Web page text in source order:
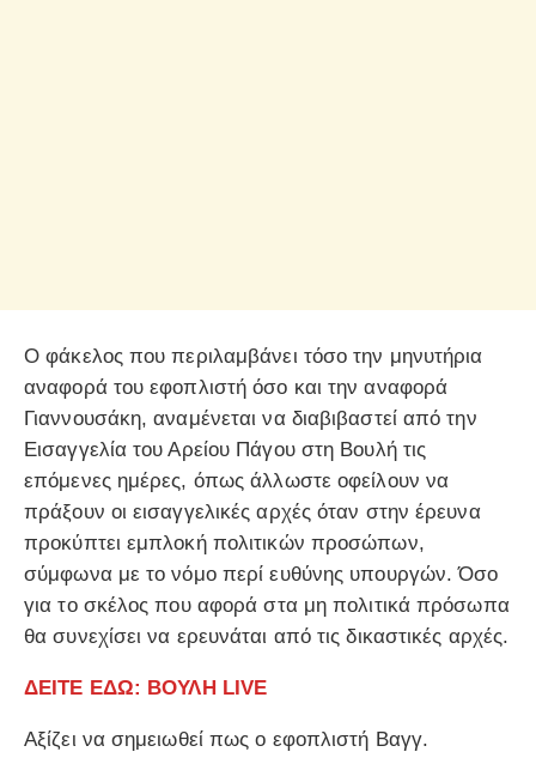
Ο φάκελος που περιλαμβάνει τόσο την μηνυτήρια
αναφορά του εφοπλιστή όσο και την αναφορά
Γιαννουσάκη, αναμένεται να διαβιβαστεί από την
Εισαγγελία του Αρείου Πάγου στη Βουλή τις
επόμενες ημέρες, όπως άλλωστε οφείλουν να
πράξουν οι εισαγγελικές αρχές όταν στην έρευνα
προκύπτει εμπλοκή πολιτικών προσώπων,
σύμφωνα με το νόμο περί ευθύνης υπουργών. Όσο
για το σκέλος που αφορά στα μη πολιτικά πρόσωπα
θα συνεχίσει να ερευνάται από τις δικαστικές αρχές.
ΔΕΙΤΕ ΕΔΩ: ΒΟΥΛΗ LIVE
Αξίζει να σημειωθεί πως ο εφοπλιστή Βαγγ.